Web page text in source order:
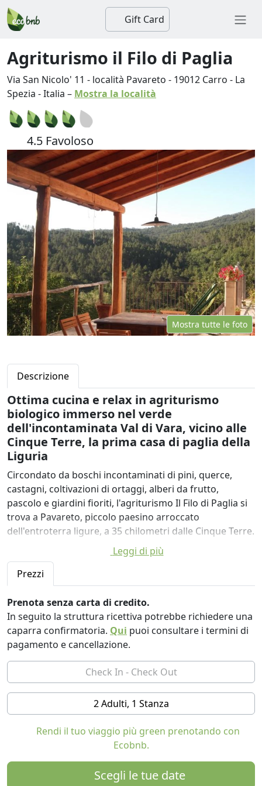
Gift Card
Agriturismo il Filo di Paglia
Via San Nicolo' 11 - località Pavareto - 19012 Carro - La
Spezia -Italia – Mostra la località
4.5 Favoloso
Mostra tutte le foto
Descrizione
Ottima cucina e relax in agriturismo
biologico immerso nel verde
dell'incontaminata Val di Vara, vicino alle
Cinque Terre, la prima casa di paglia della
Liguria
Circondato da boschi incontaminati di pini, querce,
castagni, coltivazioni di ortaggi, alberi da frutto,
pascolo e giardini fioriti, l'agriturismo Il Filo di Paglia si
trova a Pavareto, piccolo paesino arroccato
dell'entroterra ligure, a 35 chilometri dalle Cinque Terre.
Le camere matrimoniali hanno bagno privato con
doccia, connessione Wi-Fi gratuita, e si affacciano sul
verde (alcune anche con terrazza). Potrete godere il
comfort delle pareti in paglia e dell'intonaco in argilla
naturale.
Le famiglie con i bambini possono optare per
l'appartamento indipendente con cucina attrezzata.
A disposizione degli ospiti un ampio giardino, biciclette,
connessione internet gratuita e parcheggio.
Ogni giorno potrete gustare la prima colazione con
certificato biologico produce olio d'oliva, miele, frutta e
Il ristorante, aperto su richiesta, offre specialità locali a
Leggi di più
Prezzi
Prenota senza carta di credito.
In seguito la struttura ricettiva potrebbe richiedere una
caparra confirmatoria. Qui puoi consultare i termini di
pagamento e cancellazione.
2 Adulti, 1 Stanza
Rendi il tuo viaggio più green prenotando con
Ecobnb.
Scegli le tue date